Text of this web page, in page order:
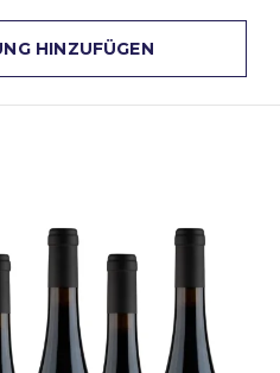
HINZUFÜGEN